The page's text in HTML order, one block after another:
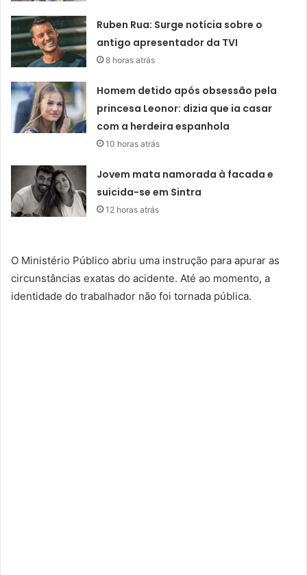
Ruben Rua: Surge notícia sobre o
antigo apresentador da TVI
8 horas atrás
Homem detido após obsessão pela
princesa Leonor: dizia que ia casar
com a herdeira espanhola
10 horas atrás
Jovem mata namorada à facada e
suicida-se em Sintra
12 horas atrás
O Ministério Público abriu uma instrução para apurar as
circunstâncias exatas do acidente. Até ao momento, a
identidade do trabalhador não foi tornada pública.